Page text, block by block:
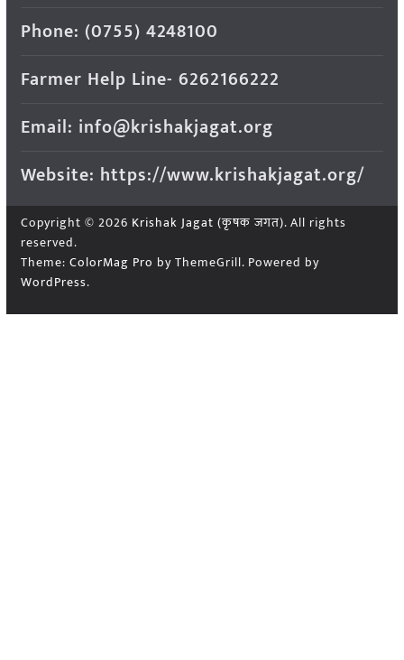
Phone: (0755) 4248100
Farmer Help Line- 6262166222
Email: info@krishakjagat.org
Website: https://www.krishakjagat.org/
Copyright © 2026 Krishak Jagat (कृषक जगत). All rights
reserved.
Theme: ColorMag Pro by ThemeGrill. Powered by
WordPress.